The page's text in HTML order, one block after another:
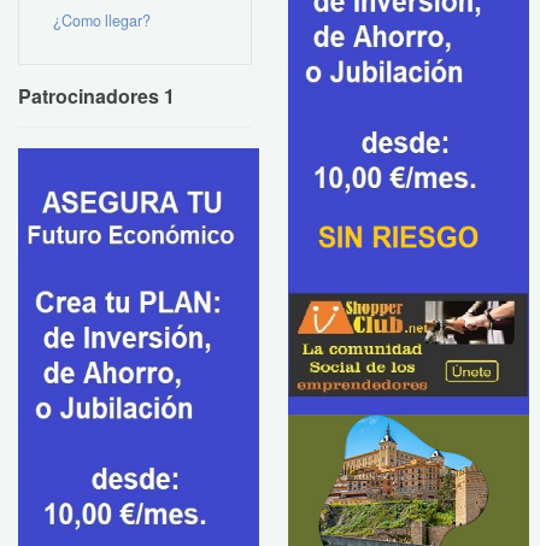
¿Como llegar?
Patrocinadores 1